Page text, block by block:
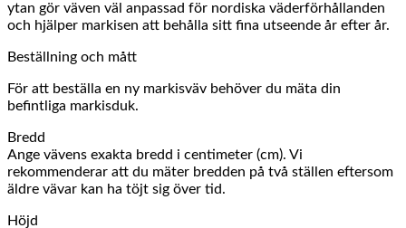
ytan gör väven väl anpassad för nordiska väderförhållanden
och hjälper markisen att behålla sitt fina utseende år efter år.
Beställning och mått
För att beställa en ny markisväv behöver du mäta din
befintliga markisduk.
Bredd
Ange vävens exakta bredd i centimeter (cm). Vi
rekommenderar att du mäter bredden på två ställen eftersom
äldre vävar kan ha töjt sig över tid.
Höjd